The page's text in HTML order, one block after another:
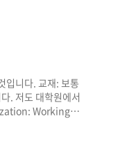
신체적 증상에
입니다. 교재: 보통
. 저도 대학원에서
Working
..